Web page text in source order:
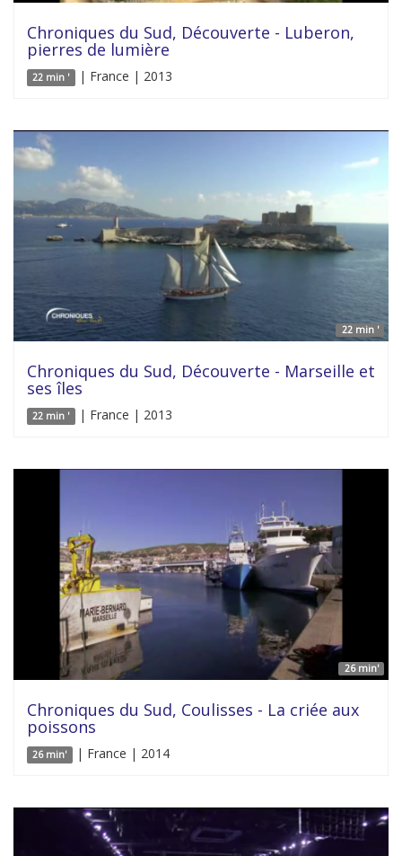
Chroniques du Sud, Découverte - Luberon,
pierres de lumière
22 min ' | France | 2013
22 min '
Chroniques du Sud, Découverte - Marseille et
ses îles
22 min ' | France | 2013
26 min'
Chroniques du Sud, Coulisses - La criée aux
poissons
26 min' | France | 2014